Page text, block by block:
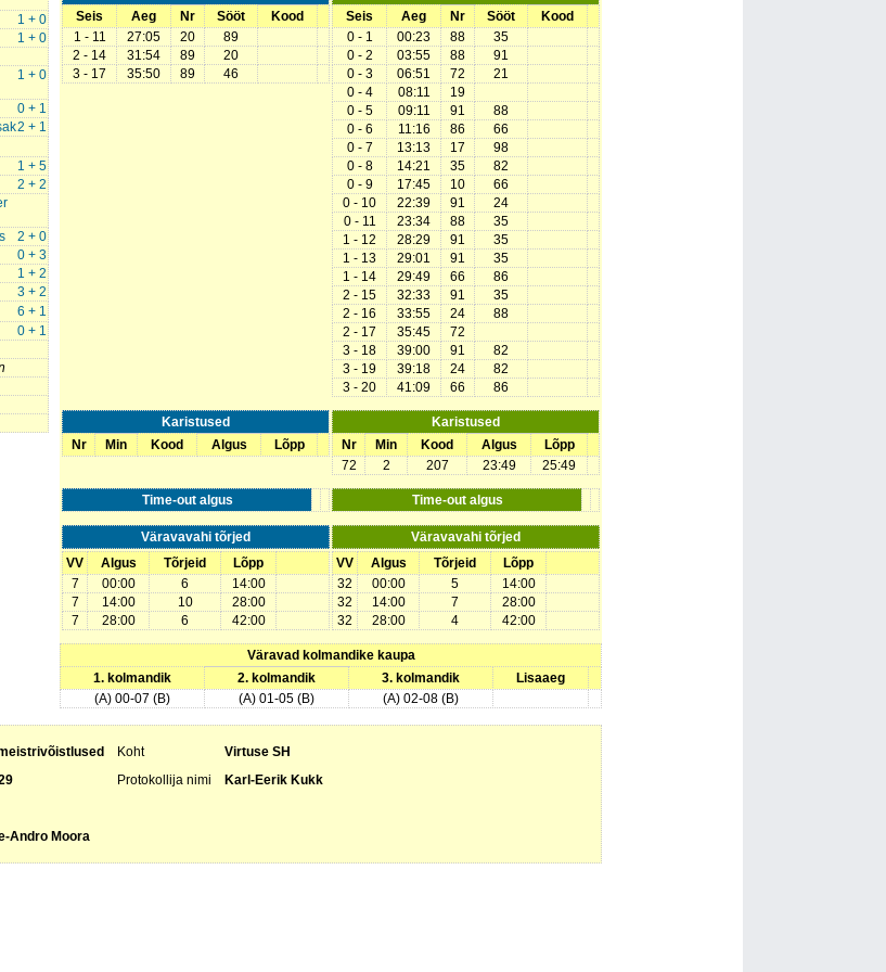
1 + 0
1 + 0
1 + 0
0 + 1
2 + 1
1 + 5
2 + 2
2 + 0
0 + 3
1 + 2
3 + 2
6 + 1
0 + 1
Seis
Aeg Nr Sööt
Kood
1 - 11
27:05 20
89
2 - 14
31:54 89
20
3 - 17
35:50 89 46
Seis
Aeg Nr Sööt
Kood
0 - 1
00:23 88
35
0 - 2
03:55 88
91
0 - 3
06:51 72
21
0 - 4
08:11
19
0 - 5
09:11 91
88
0 - 6
11:16 86
66
0 - 7
13:13 17
98
0 - 8
14:21 35
82
0 - 9
17:45 10
66
0 - 10
22:39 91
24
0 - 11
23:34 88
35
1 - 12
28:29 91
35
1 - 13
29:01 91
35
1 - 14
29:49 66
86
2 - 15
32:33 91
35
2 - 16
33:55 24
88
2 - 17
35:45
72
3 - 18
39:00 91
82
3 - 19
39:18 24
82
3 - 20
41:09 66 86
Karistused
Nr
Min Kood Algus Lõpp
Karistused
Nr
Min Kood Algus
Lõpp
72
2 207 23:49 25:49
Time-out algus Time-out algus
Väravavahi tõrjed
Väravavahi tõrjed
VV
Algus Tõrjeid
Lõpp
7
00:00 6
14:00
7
14:00 10
28:00
7
28:00 6 42:00
VV Algus Tõrjeid
Lõpp
32
00:00 5
14:00
32
14:00 7
28:00
32
28:00 4 42:00
Väravad kolmandike kaupa
1. kolmandik
2. kolmandik 3. kolmandik
Lisaaeg
(A) 00-07 (B)
(A) 01-05 (B) (A) 02-08 (B)
Koht
Virtuse SH
Protokollija nimi
Karl-Eerik Kukk
Andro Moora